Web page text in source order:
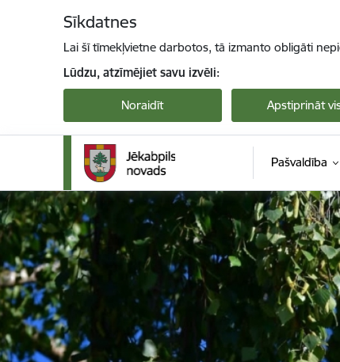
Sīkdatnes
Lai šī tīmekļvietne darbotos, tā izmanto obligāti
Lūdzu, atzīmējiet savu izvēli:
Noraidīt Apstiprināt
Pašvaldība
Jekabpils novada pašvaldība